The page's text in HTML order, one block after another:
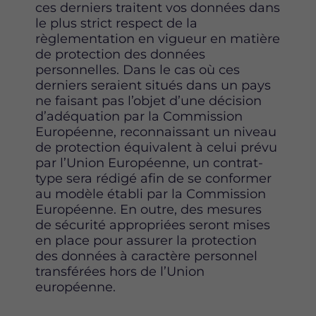
ces derniers traitent vos données dans
le plus strict respect de la
règlementation en vigueur en matière
de protection des données
personnelles. Dans le cas où ces
derniers seraient situés dans un pays
ne faisant pas l’objet d’une décision
d’adéquation par la Commission
Européenne, reconnaissant un niveau
de protection équivalent à celui prévu
par l’Union Européenne, un contrat-
type sera rédigé afin de se conformer
au modèle établi par la Commission
Européenne. En outre, des mesures
de sécurité appropriées seront mises
en place pour assurer la protection
des données à caractère personnel
transférées hors de l’Union
européenne.